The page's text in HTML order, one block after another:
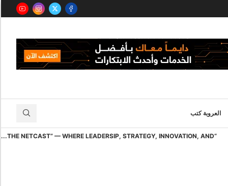
العروبة كتب
“THE NETCAST” — WHERE LEADERSIP, STRATEGY, INNOVATION, AND...